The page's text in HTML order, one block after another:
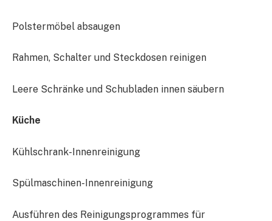
Polstermöbel absaugen
Rahmen, Schalter und Steckdosen reinigen
Leere Schränke und Schubladen innen säubern
Küche
Kühlschrank-Innenreinigung
Spülmaschinen-Innenreinigung
Ausführen des Reinigungsprogrammes für